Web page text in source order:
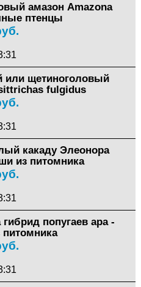
амазон Amazona
птенцы
или щетиноголовый
fulgidus
какаду Элеонора
из питомника
гибрид попугаев ара -